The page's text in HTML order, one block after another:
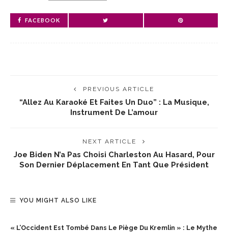
FACEBOOK
PREVIOUS ARTICLE
“Allez Au Karaoké Et Faites Un Duo” : La Musique,
Instrument De L’amour
NEXT ARTICLE
Joe Biden N’a Pas Choisi Charleston Au Hasard, Pour
Son Dernier Déplacement En Tant Que Président
YOU MIGHT ALSO LIKE
« L’Occident Est Tombé Dans Le Piège Du Kremlin » : Le Mythe